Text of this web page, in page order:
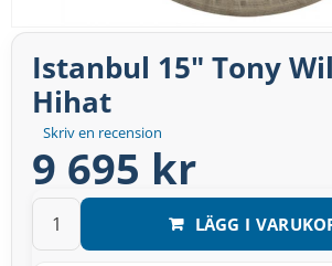
Skriv en recension
Istanbul 15″ Tony
Hihat
9 695 kr
LÄGG I